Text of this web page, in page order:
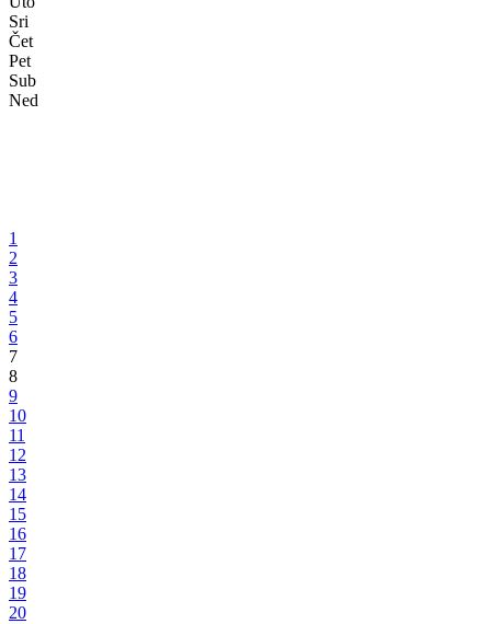
5. TEMATSKA SJEDNICA SKUPŠTINE BPK GORAŽDE –
NASTAVAK
Na temelju Informacije o sveobuhvatnoj analizi stanja poljoprivrede i
ruralne infrastrukture, Skupština BPK Goražde usvojila predložene
zaključke
11.10.2017